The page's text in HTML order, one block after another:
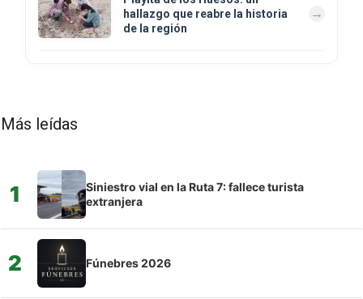
hallazgo que reabre la historia
de la región
Más leídas
1
Siniestro vial en la Ruta 7: fallece turista
extranjera
2 Fúnebres 2026